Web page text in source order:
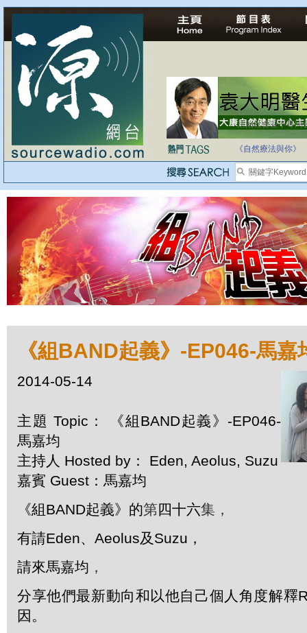
法治社會並不等同
自家教育合法化-
《自然療法與你》
《組BAND起義》-EP046-馬嘉
2014-05-14
主題 Topic： 《組BAND起義》-EP046-
馬嘉均
主持人 Hosted by： Eden, Aeolus, Suzu
嘉賓 Guest：馬嘉均
《組BAND起義》的第四十六集 ，
有請Eden、Aeolus及Suzu，
請來馬嘉均 ，
分享他們最新動向和以他自己個人角度解釋
因。